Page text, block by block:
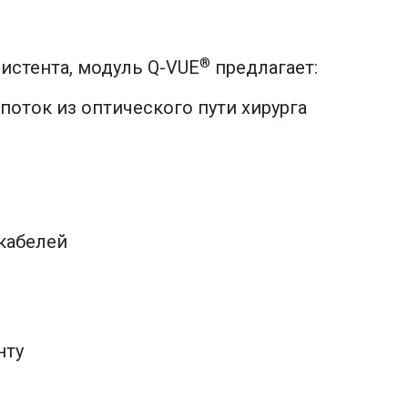
модуль Q-VUE® предлагает:
из оптического пути хирурга